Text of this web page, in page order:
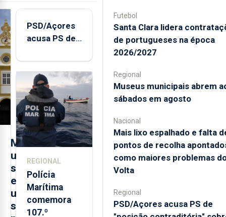
M
u
s
e
u
s
PSD/Açores
acusa PS de
contraditória"
sobre
evolução
turística
REGIONAL
Polícia
Marítima
comemora
107.º
Futebol
Santa Clara lidera
de portugueses na época
2026/2027
Regional
Museus municipais abrem
sábados em agosto
Nacional
Mais lixo espalhado e falta
pontos de recolha
como maiores problemas
Volta
Regional
PSD/Açores acusa PS de